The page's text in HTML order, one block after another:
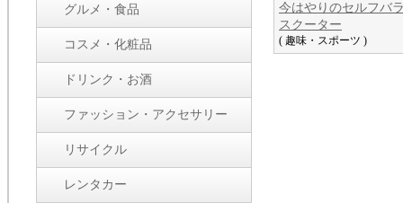
グルメ・食品
コスメ・化粧品
ドリンク・お酒
ファッション・アクセサリー
リサイクル
レンタカー
今はやりのセルフバ
スクーター
( 趣味・スポーツ )